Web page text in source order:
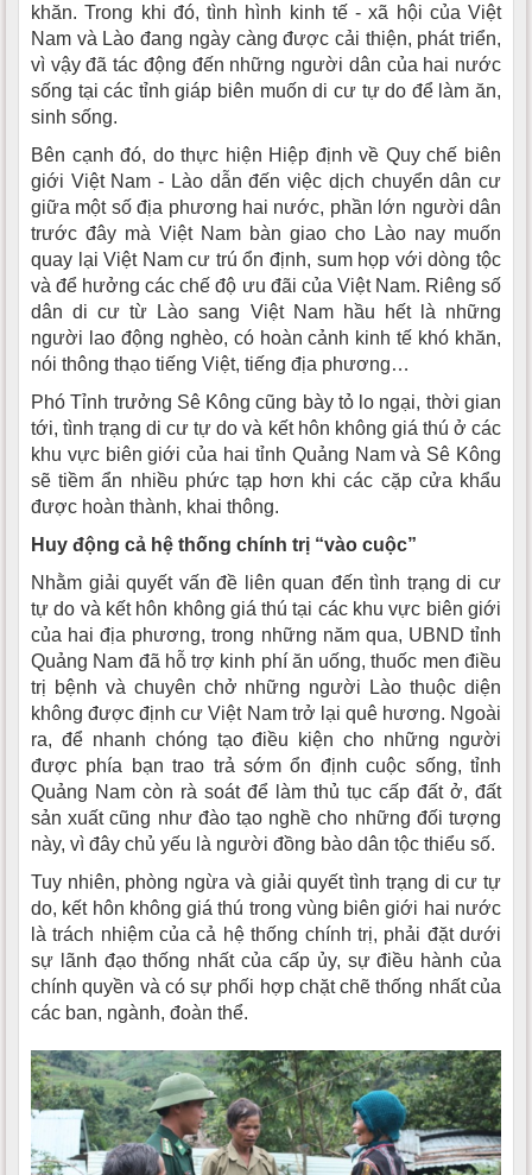
khăn. Trong khi đó, tình hình kinh tế - xã hội của Việt
Nam và Lào đang ngày càng được cải thiện, phát triển,
vì vậy đã tác động đến những người dân của hai nước
sống tại các tỉnh giáp biên muốn di cư tự do để làm ăn,
sinh sống.
Bên cạnh đó, do thực hiện Hiệp định về Quy chế biên
giới Việt Nam - Lào dẫn đến việc dịch chuyển dân cư
giữa một số địa phương hai nước, phần lớn người dân
trước đây mà Việt Nam bàn giao cho Lào nay muốn
quay lại Việt Nam cư trú ổn định, sum họp với dòng tộc
và để hưởng các chế độ ưu đãi của Việt Nam. Riêng số
dân di cư từ Lào sang Việt Nam hầu hết là những
người lao động nghèo, có hoàn cảnh kinh tế khó khăn,
nói thông thạo tiếng Việt, tiếng địa phương…
Phó Tỉnh trưởng Sê Kông cũng bày tỏ lo ngại, thời gian
tới, tình trạng di cư tự do và kết hôn không giá thú ở các
khu vực biên giới của hai tỉnh Quảng Nam và Sê Kông
sẽ tiềm ẩn nhiều phức tạp hơn khi các cặp cửa khẩu
được hoàn thành, khai thông.
Huy động cả hệ thống chính trị “vào cuộc”
Nhằm giải quyết vấn đề liên quan đến tình trạng di cư
tự do và kết hôn không giá thú tại các khu vực biên giới
của hai địa phương, trong những năm qua, UBND tỉnh
Quảng Nam đã hỗ trợ kinh phí ăn uống, thuốc men điều
trị bệnh và chuyên chở những người Lào thuộc diện
không được định cư Việt Nam trở lại quê hương. Ngoài
ra, để nhanh chóng tạo điều kiện cho những người
được phía bạn trao trả sớm ổn định cuộc sống, tỉnh
Quảng Nam còn rà soát để làm thủ tục cấp đất ở, đất
sản xuất cũng như đào tạo nghề cho những đối tượng
này, vì đây chủ yếu là người đồng bào dân tộc thiểu số.
Tuy nhiên, phòng ngừa và giải quyết tình trạng di cư tự
do, kết hôn không giá thú trong vùng biên giới hai nước
là trách nhiệm của cả hệ thống chính trị, phải đặt dưới
sự lãnh đạo thống nhất của cấp ủy, sự điều hành của
chính quyền và có sự phối hợp chặt chẽ thống nhất của
các ban, ngành, đoàn thể.